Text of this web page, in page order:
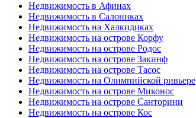
Недвижимость в Афинах
Недвижимость в Салониках
Недвижимость на Халкидиках
Недвижимость на острове Корфу
Недвижимость на острове Родос
Недвижимость на острове Закинф
Недвижимость на острове Тасос
Недвижимость на Олимпийской ривьере
Недвижимость на острове Миконос
Недвижимость на острове Санторини
Недвижимость на острове Кос